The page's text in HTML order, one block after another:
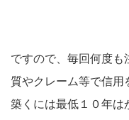
ですので、毎回何度
質やクレーム等で信用
築くには最低１０年は